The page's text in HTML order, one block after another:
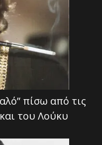
πίσω από τις
του Λούκυ